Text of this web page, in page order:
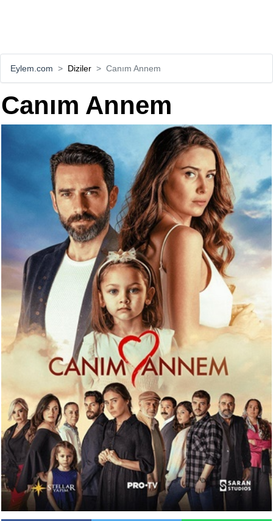
Eylem.com Diziler Canım Annem
Canım Annem